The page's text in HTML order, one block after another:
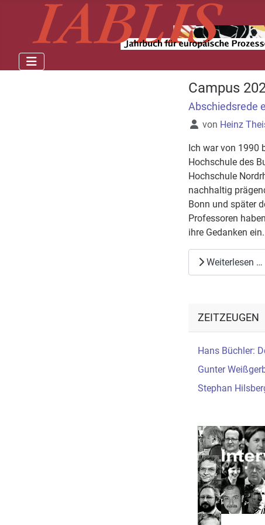
Campus
Abschiedsrede
Details
von Heinz
Ich war von 1990
Hochschule des
Hochschule
nachhaltig
Bonn und später
Professoren
ihre Gedanken ein.
Weiterlesen …
ZEITZEUGEN
Hans Büchler:
Gunter
Stephan